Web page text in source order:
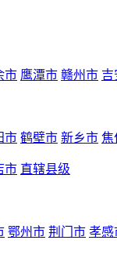
市 鹰潭市 赣州市 吉
市 鹤壁市 新乡市 焦
市 直辖县级
鄂州市 荆门市 孝感